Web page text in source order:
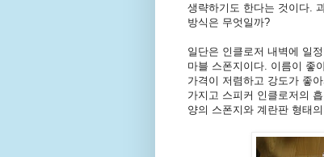
생략하기도 한다는 것이다.
방식은 무엇일까?
일단은 인클로저 내벽에 일
마블 스폰지이다. 이름이 좋
가격이 저렴하고 강도가 좋
가지고 스피커 인클로저의
양의 스폰지와 계란판 형태